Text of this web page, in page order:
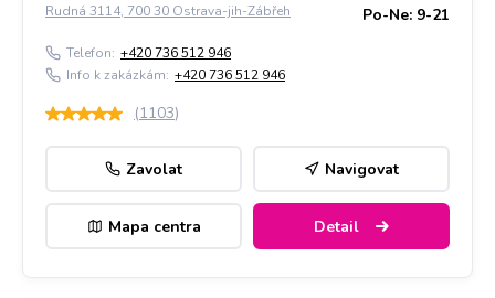
Rudná 3114, 700 30 Ostrava-jih-Zábřeh Po-Ne: 9-21
Telefon: +420 736 512 946
Info k zakázkám: +420 736 512 946
(1103)
Zavolat Navigovat
Mapa centra Detail